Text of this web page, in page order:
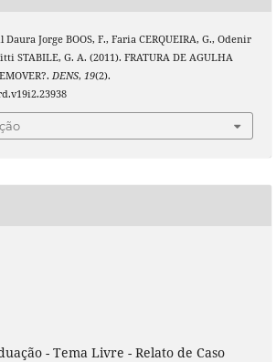
Jorge BOOS, F., Faria CERQUEIRA, G., Odenir
STABILE, G. A. (2011). FRATURA DE AGULHA
DENS, 19(2).
- Tema Livre - Relato de Caso